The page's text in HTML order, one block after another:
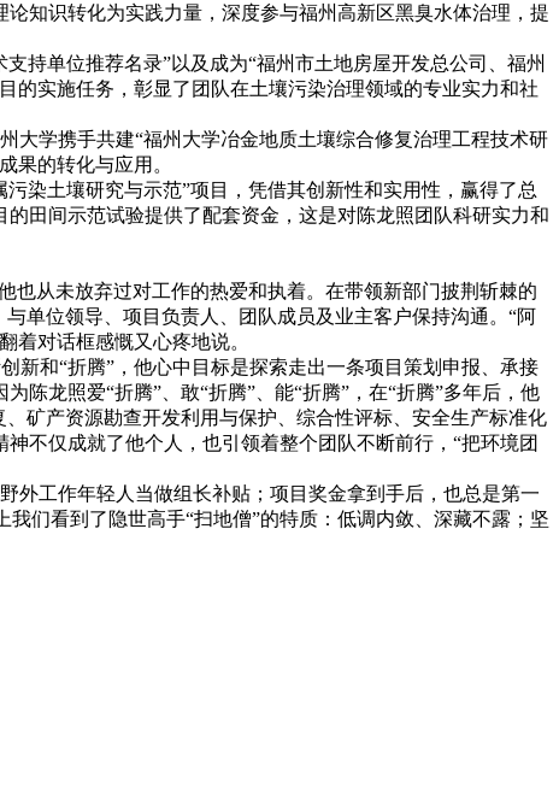
知识转化为实践力量，深度参与福州高新区黑臭水体治理，提
持单位推荐名录”以及成为“福州市土地房屋开发总公司、福州
的实施任务，彰显了团队在土壤污染治理领域的专业实力和社
学携手共建“福州大学冶金地质土壤综合修复治理工程技术研
果的转化与应用。
染土壤研究与示范”项目，凭借其创新性和实用性，赢得了总
田间示范试验提供了配套资金，这是对陈龙照团队科研实力和
从未放弃过对工作的热爱和执着。在带领新部门披荆斩棘的
单位领导、项目负责人、团队成员及业主客户保持沟通。“阿
着对话框感慨又心疼地说。
和“折腾”，他心中目标是探索走出一条项目策划申报、承接
陈龙照爱“折腾”、敢“折腾”、能“折腾”，在“折腾”多年后，他
矿产资源勘查开发利用与保护、综合性评标、安全生产标准化
不仅成就了他个人，也引领着整个团队不断前行，“把环境团
工作年轻人当做组长补贴；项目奖金拿到手后，也总是第一
们看到了隐世高手“扫地僧”的特质：低调内敛、深藏不露；坚